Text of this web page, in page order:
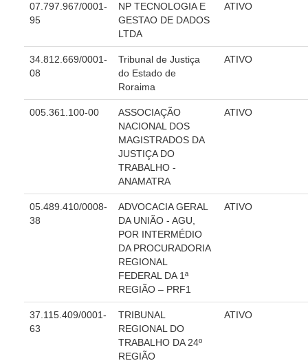
Comissão Permanente de Gestão Socioambiental
Comitê Gestor do Plano de Contratações e Aquisições
Grupo Operacional do Centro de Inteligência
Comitê de Equidade de Raça, Gênero e Diversidade
Comitê PopRuaJud
Comissão de Justiça Itinerante
Comissão Permanente de Avaliação Documental
Governança
Governança de TI
Gestão Estratégica
Governança das Contratações Obras
Rede de Governança Colaborativa
Gestão de Riscos
Laboratório de Inovação
07.797.967/0001-
95
NP TECNOLOGIA E
GESTAO DE DADOS
LTDA
ATIVO
34.812.669/0001-
08
Tribunal de Justiça
do Estado de
Roraima
ATIVO
005.361.100-00
ASSOCIAÇÃO
NACIONAL DOS
MAGISTRADOS DA
JUSTIÇA DO
TRABALHO -
ANAMATRA
ATIVO
05.489.410/0008-
38
ADVOCACIA GERAL
DA UNIÃO - AGU,
POR INTERMÉDIO
DA PROCURADORIA
REGIONAL
FEDERAL DA 1ª
REGIÃO – PRF1
ATIVO
37.115.409/0001-
63
TRIBUNAL
REGIONAL DO
TRABALHO DA 24º
REGIÃO
ATIVO